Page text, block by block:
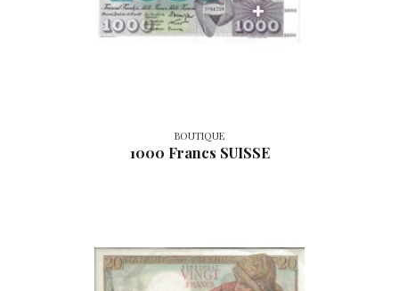
BOUTIQUE
1000 Francs SUISSE